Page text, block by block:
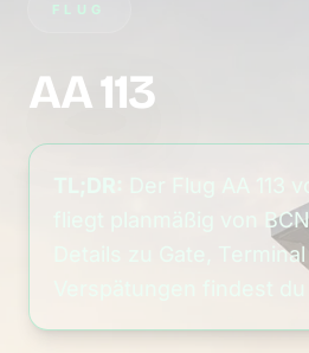
FLUG
AA 113
Der Flug AA 113
fliegt planmäßig von
Details zu Gate,
Verspätungen findest